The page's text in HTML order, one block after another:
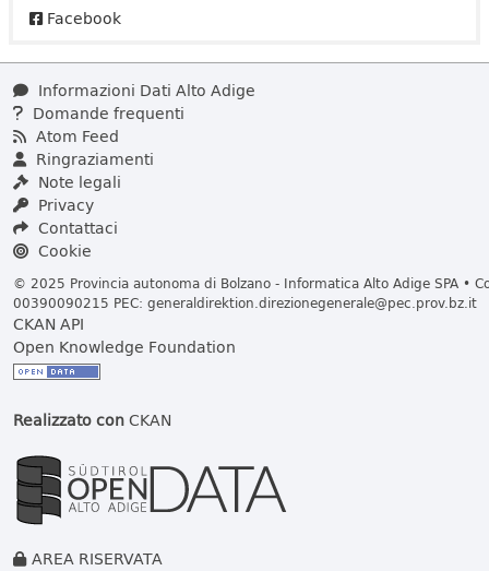
Facebook
Informazioni Dati Alto Adige
Domande frequenti
Atom Feed
Ringraziamenti
Note legali
Privacy
Contattaci
Cookie
© 2025 Provincia autonoma di Bolzano - Informatica Alto Adige SPA •
00390090215 PEC: generaldirektion.direzionegenerale@pec.prov.bz.it
CKAN API
Open Knowledge Foundation
Realizzato conCKAN
AREA RISERVATA